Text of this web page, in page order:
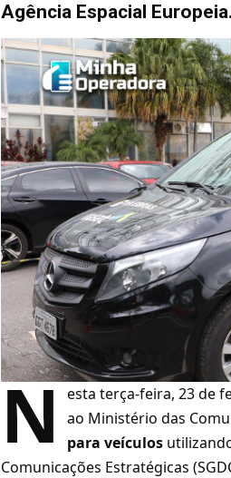
Agência Espacial Europeia.
N esta terça-feira, 23 de
ao Ministério das
para veículos
Comunicações Estratégicas